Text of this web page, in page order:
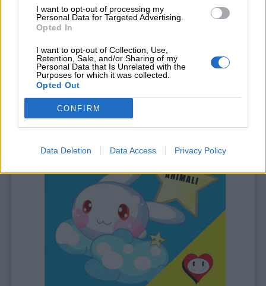
I want to opt-out of processing my
Personal Data for Targeted Advertising.
Opted In
I want to opt-out of Collection, Use,
Retention, Sale, and/or Sharing of my
Personal Data that Is Unrelated with the
Purposes for which it was collected.
Opted Out
CONFIRM
Data Deletion Data Access Privacy Policy
Acquista online